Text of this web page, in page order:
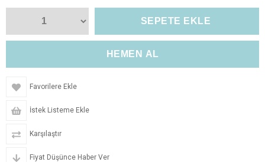
Favorilere Ekle
İstek Listeme Ekle
Karşılaştır
Fiyat Düşünce Haber Ver